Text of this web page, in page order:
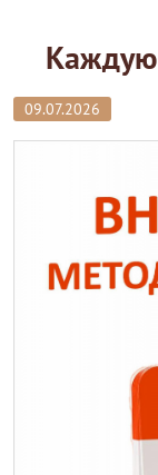
Каждую
09.07.2026